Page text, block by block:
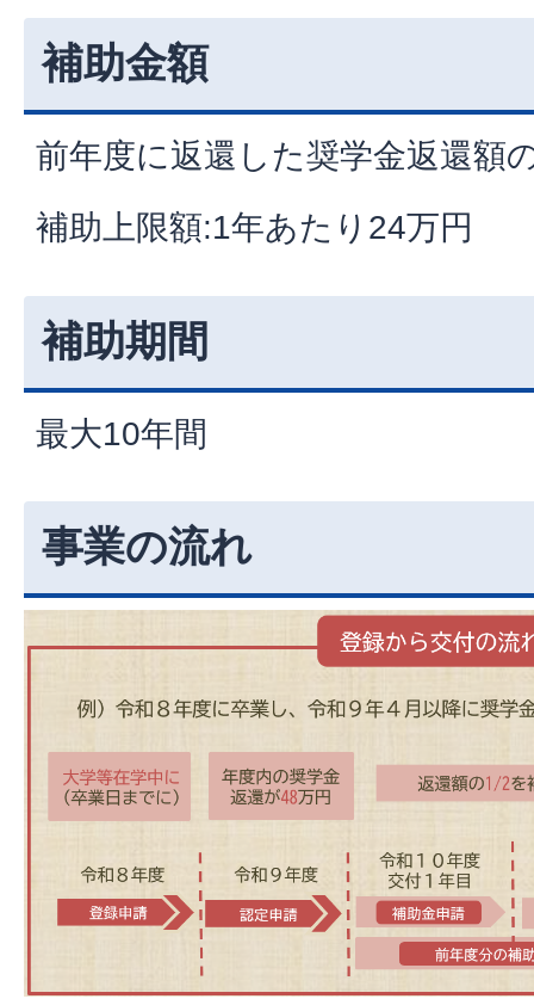
補助金額
前年度に返還した奨学金返還額
補助上限額:1年あたり24万円
補助期間
最大10年間
事業の流れ